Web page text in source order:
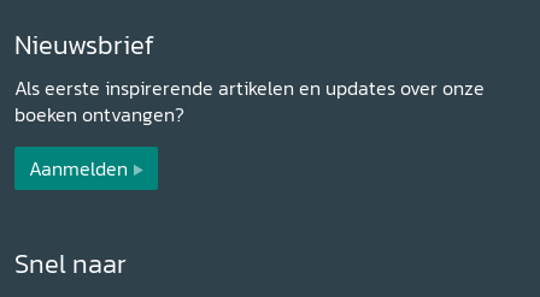
Nieuwsbrief
Als eerste inspirerende artikelen en updates over onze
boeken ontvangen?
Aanmelden
Snel naar